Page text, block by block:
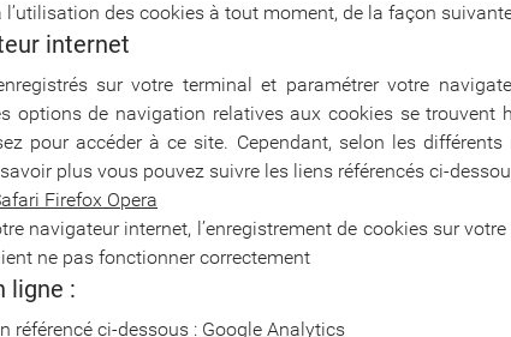
des cookies à tout moment, de la façon
internet
sur votre terminal et paramétrer votre
options de navigation relatives aux cookies se
pour accéder à ce site. Cependant, selon les
plus vous pouvez suivre les liens référencés ci-
Firefox Opera
navigateur internet, l’enregistrement de cookies sur
ne pas fonctionner correctement
ligne :
référencé ci-dessous : Google Analytics